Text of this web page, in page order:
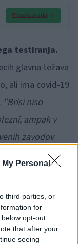
My Personal
third parties, or
for
opt-out
that after your
seeing
Preizkusi zdaj
testiranja.
glavna težava
ali ima covid-19
"Brisi niso
ampak v
zavodov
je pojasnil.
smo v fazi,
po potrebi
stik,"je